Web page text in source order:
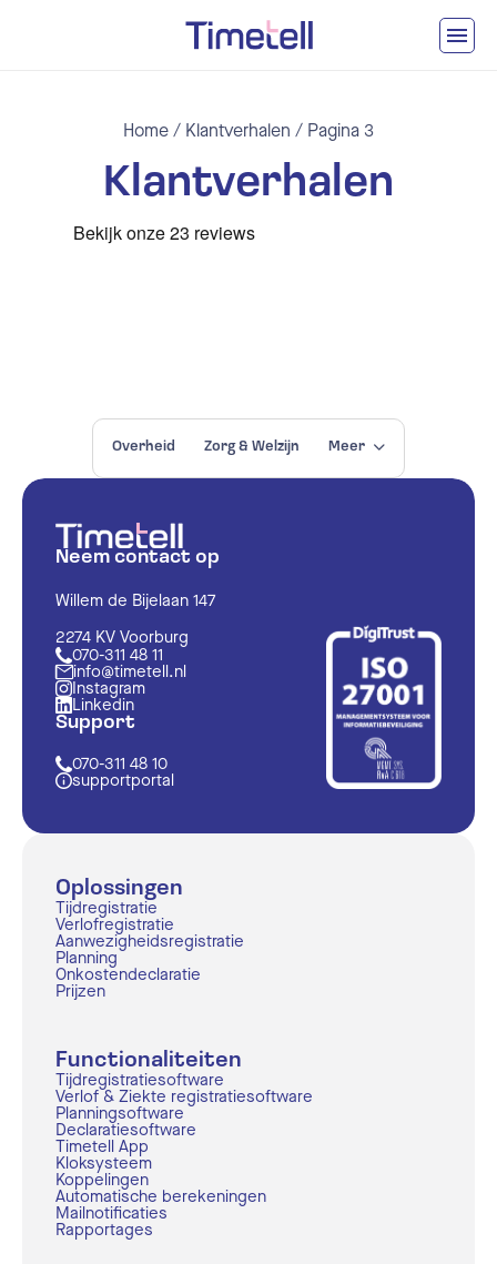
Home/ Klantverhalen / Pagina 3
Klantverhalen
Overheid Zorg & Welzijn Meer
Neem contact op
Willem de Bijelaan 147
2274 KV Voorburg
070-311 48 11
info@timetell.nl
Instagram
Linkedin
Support
070-311 48 10
supportportal
Oplossingen
Tijdregistratie
Verlofregistratie
Aanwezigheidsregistratie
Planning
Onkostendeclaratie
Prijzen
Functionaliteiten
Tijdregistratiesoftware
Verlof & Ziekte registratiesoftware
Planningsoftware
Declaratiesoftware
Timetell App
Kloksysteem
Koppelingen
Automatische berekeningen
Mailnotificaties
Rapportages